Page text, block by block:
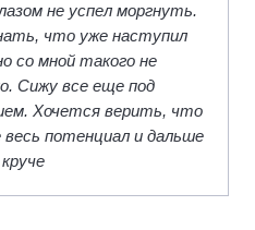
не успел моргнуть.
что уже наступил
со мной такого не
Сижу все еще под
Хочется верить, что
потенциал и дальше